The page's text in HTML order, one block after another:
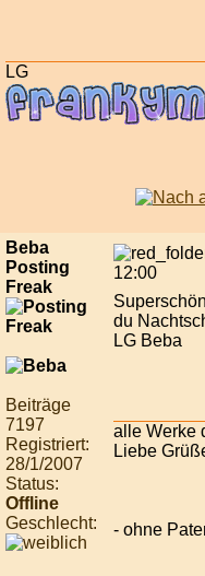
LG
Beba
Posting
Freak
Beiträge
7197
Registriert:
28/1/2007
Status:
Offline
Geschlecht:
12:00
du
LG Beba
alle Werke
Liebe
- ohne